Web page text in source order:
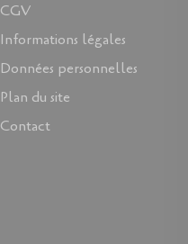
CGV
Informations légales
Données personnelles
Plan du site
Contact